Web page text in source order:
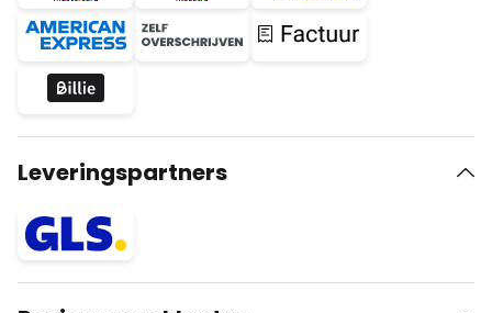
Leveringspartners